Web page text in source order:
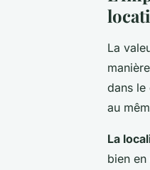
La
dans le
au
La
bien